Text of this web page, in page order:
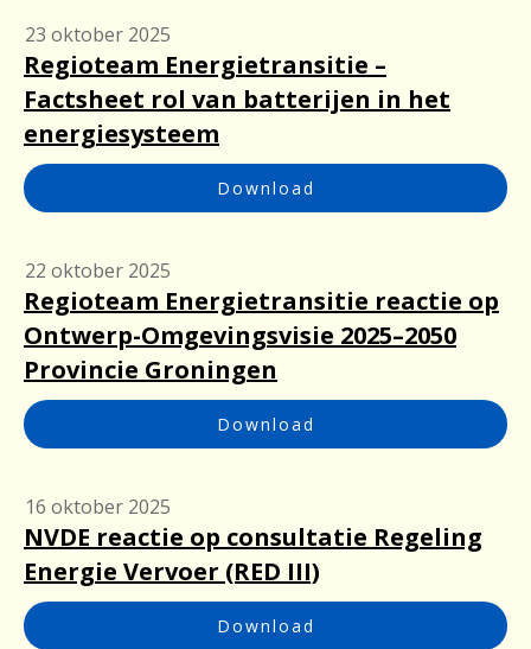
23 oktober 2025
Regioteam Energietransitie –
Factsheet rol van batterijen in het
energiesysteem
Download
22 oktober 2025
Regioteam Energietransitie reactie op
Ontwerp-Omgevingsvisie 2025–2050
Provincie Groningen
Download
16 oktober 2025
NVDE reactie op consultatie Regeling
Energie Vervoer (RED III)
Download